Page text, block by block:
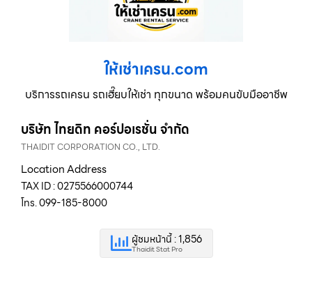
ให้เช่าเครน.com
บริการรถเครน รถเฮี๊ยบให้เช่า ทุกขนาด พร้อมคนขับมืออาชีพ
บริษัท ไทยดิท คอร์ปอเรชั่น จำกัด
THAIDIT CORPORATION CO., LTD.
Location Address
TAX ID : 0275566000744
โทร. 099-185-8000
ผู้ชมหน้านี้ : 1,856
Thaidit Stat Pro